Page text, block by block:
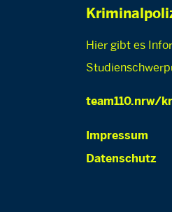
Hier gibt es
team110.nrw/
Impressum
Datenschutz